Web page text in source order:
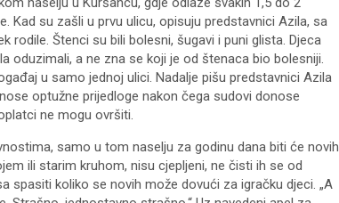
Kad su zašli u prvu ulicu, opisuju predstavnici Azila, sa
rodile. Štenci su bili bolesni, šugavi i puni glista. Djeca
oduzimali, a ne zna se koji je od štenaca bio bolesniji.
u samo jednoj ulici. Nadalje pišu predstavnici Azila
optužne prijedloge nakon čega sudovi donose
ne mogu ovršiti.
samo u tom naselju za godinu dana biti će novih
ili starim kruhom, nisu cjepljeni, ne čisti ih se od
spasiti koliko se novih može dovući za igračku djeci. „A